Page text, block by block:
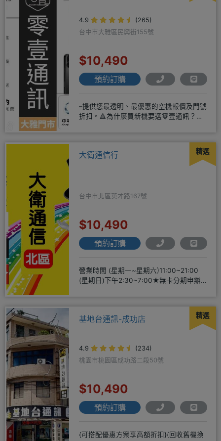
4.9
(265)
台中市大雅區民興街155號
$10,490
預約訂購
–提供您最透明、最優惠的空機報價及門號
折扣。🔺為什麼買新機要選零壹通訊？
精選
大衛通信行
台中市北區英才路167號
$10,490
預約訂購
營業時間 (星期一~星期六)11:00~21:00
(星期日)下午2:30~7:00★無卡分期申辦
精選
基地台通訊-成功店
4.9
(234)
桃園市桃園區成功路二段50號
$10,490
預約訂購
{可搭配優惠方案享高額折扣}{回收舊機換